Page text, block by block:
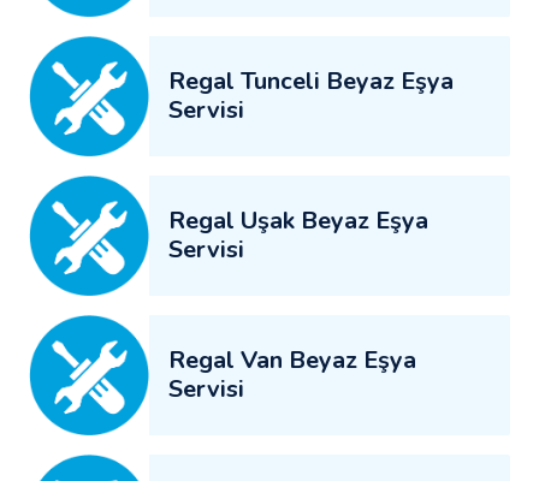
Regal Tunceli Beyaz Eşya
Servisi
Regal Uşak Beyaz Eşya
Servisi
Regal Van Beyaz Eşya
Servisi